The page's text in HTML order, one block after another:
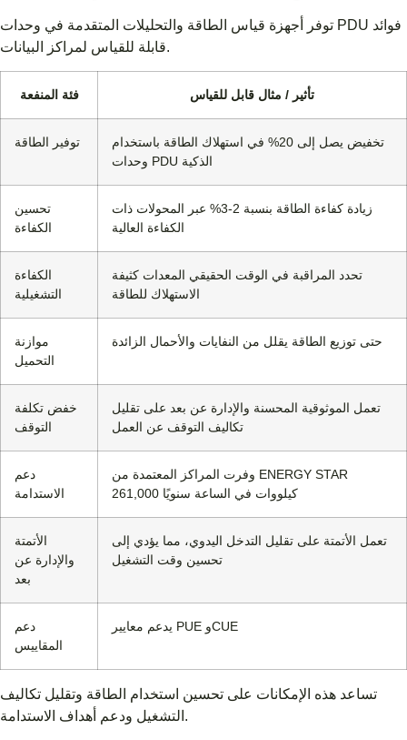
توفر أجهزة قياس الطاقة والتحليلات المتقدمة في وحدات PDU فوائد
قابلة للقياس لمراكز البيانات.
فئة المنفعة تأثير / مثال قابل للقياس
توفير الطاقة
تخفيض يصل إلى 20% في استهلاك الطاقة باستخدام
وحدات PDU الذكية
تحسين
الكفاءة
زيادة كفاءة الطاقة بنسبة 2-3% عبر المحولات ذات
الكفاءة العالية
الكفاءة
التشغيلية
تحدد المراقبة في الوقت الحقيقي المعدات كثيفة
الاستهلاك للطاقة
موازنة
التحميل
حتى توزيع الطاقة يقلل من النفايات والأحمال الزائدة
خفض تكلفة
التوقف
تعمل الموثوقية المحسنة والإدارة عن بعد على تقليل
تكاليف التوقف عن العمل
دعم
الاستدامة
وفرت المراكز المعتمدة من ENERGY STAR
261,000 كيلووات في الساعة سنويًا
الأتمتة
والإدارة عن
بعد
تعمل الأتمتة على تقليل التدخل اليدوي، مما يؤدي إلى
تحسين وقت التشغيل
دعم
المقاييس
يدعم معايير PUE وCUE
تساعد هذه الإمكانات على تحسين استخدام الطاقة وتقليل تكاليف
التشغيل ودعم أهداف الاستدامة.